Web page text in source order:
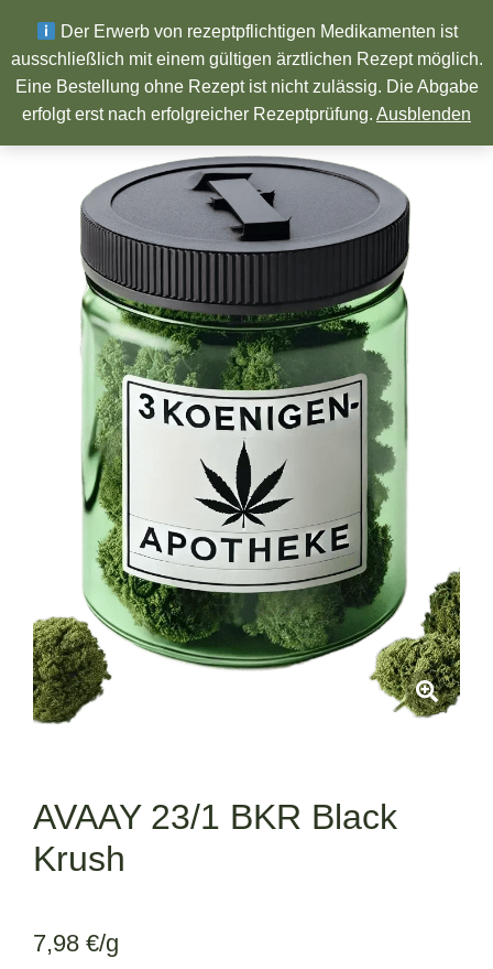
Wir wünschen ein Frohes neues Jahr!
AVAAY 23/1 BKR Black
Krush
7,98 €/g
Der Erwerb von rezeptpflichtigen Medikamenten ist
ausschließlich mit einem gültigen ärztlichen Rezept möglich.
Eine Bestellung ohne Rezept ist nicht zulässig. Die Abgabe
erfolgt erst nach erfolgreicher Rezeptprüfung. Ausblenden